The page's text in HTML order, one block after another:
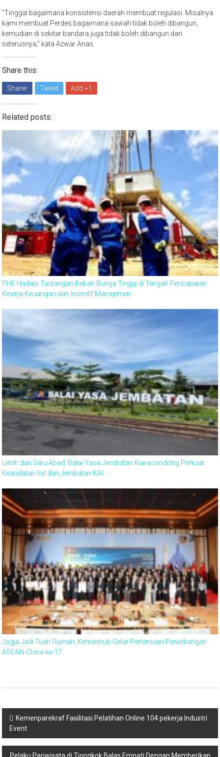
“Tinggal bagaimana konsistensi daerah membuat regulasi. Misalnya
kami membuat Perdes bagaimana sawah tidak boleh dibangun,
kemudian di sekitar bandara juga tidak boleh dibangun dan
seterusnya,” kata Azwar Anas.
Share this:
Sharer Tweet Add +1
Related posts:
PHE Hadapi Tantangan Beban Bunga Tinggi di Tengah Pencapaian
Kinerja Keuangan dan Insentif Manajemen
Lebih dari Satu Abad, Balai Yasa Jembatan Kiaracondong Perkuat
Keandalan Rel dan Jembatan KAI
Jogja Jadi Tuan Rumah, Kemenhub Gelar Pertemuan Penerbangan
ASEAN-China ke-17
Post
navigation
Kemenparekraf Fasilitasi Pelatihan Online 104 pekerja Industri
Event